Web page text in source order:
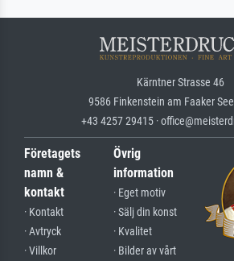
Kärntner Strasse 46
9586 Finkenstein am Faaker See
+43 4257 29415 ·
Företagets
namn &
kontakt
· Kontakt
· Avtryck
· Villkor
Övrig
information
· Eget motiv
· Sälj din konst
· Kvalitet
· Bilder av vårt